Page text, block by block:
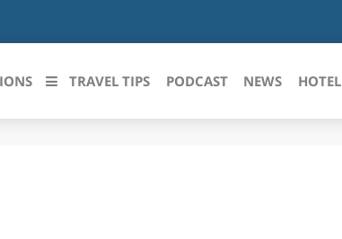
TRAVEL TIPS PODCAST NEWS HOTEL